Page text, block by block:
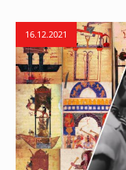
16.12.2021